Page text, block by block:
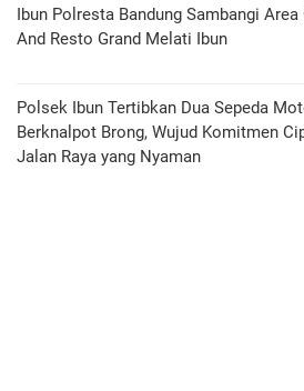
Ibun Polresta Bandung Sambangi Area
And Resto Grand Melati Ibun
Polsek Ibun Tertibkan Dua Sepeda
Berknalpot Brong, Wujud Komitmen
Jalan Raya yang Nyaman